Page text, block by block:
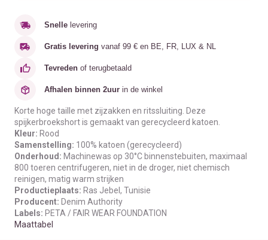
Snelle levering
Gratis levering vanaf 99 € en BE, FR, LUX & NL
Tevreden of terugbetaald
Afhalen binnen 2uur in de winkel
Korte hoge taille met zijzakken en ritssluiting. Deze
spijkerbroekshort is gemaakt van gerecycleerd katoen.
Kleur: Rood
Samenstelling: 100% katoen (gerecycleerd)
Onderhoud: Machinewas op 30°C binnenstebuiten, maximaal
800 toeren centrifugeren, niet in de droger, niet chemisch
reinigen, matig warm strijken
Productieplaats: Ras Jebel, Tunisie
Producent: Denim Authority
Labels: PETA / FAIR WEAR FOUNDATION
Maattabel